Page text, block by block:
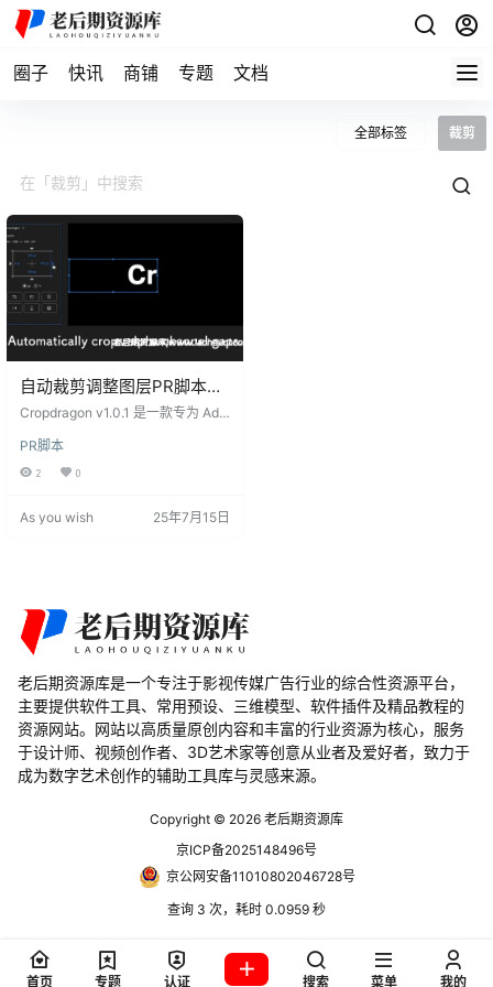
圈子 快讯 商铺 专题 文档
全部标签 裁剪
自动裁剪调整图层PR脚本：
Cropdragon v1.0.1
Cropdragon v1.0.1 是一款专为 Ado
本，它能够自动沿着Alpha通道应用
裁剪效果，从而帮助用户快速去除
剪：自动沿着视频图层的Alpha通道
PR脚本
2 0
As you wish 25年7月15日
老后期资源库是一个专注于影视传媒广告行业的综合性资源平台，
主要提供软件工具、常用预设、三维模型、软件插件及精品教程的
资源网站。网站以高质量原创内容和丰富的行业资源为核心，服务
于设计师、视频创作者、3D艺术家等创意从业者及爱好者，致力于
成为数字艺术创作的辅助工具库与灵感来源。
Copyright © 2026 老后期资源库
京ICP备2025148496号
京公网安备11010802046728号
查询 3 次，耗时 0.0959 秒
首页 专题 认证 搜索 菜单 我的